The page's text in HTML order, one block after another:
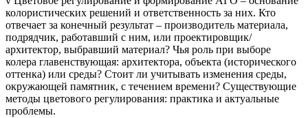
колористических решений и ответственность за них. Кто
отвечает за конечный результат – производитель материала,
подрядчик, работавший с ним, или проектировщик/
архитектор, выбравший материал? Чья роль при выборе
колера главенствующая: архитектора, объекта (исторического
оттенка) или среды? Стоит ли учитывать изменения среды,
окружающей памятник, с течением времени? Существующие
методы цветового регулирования: практика и актуальные
проблемы.